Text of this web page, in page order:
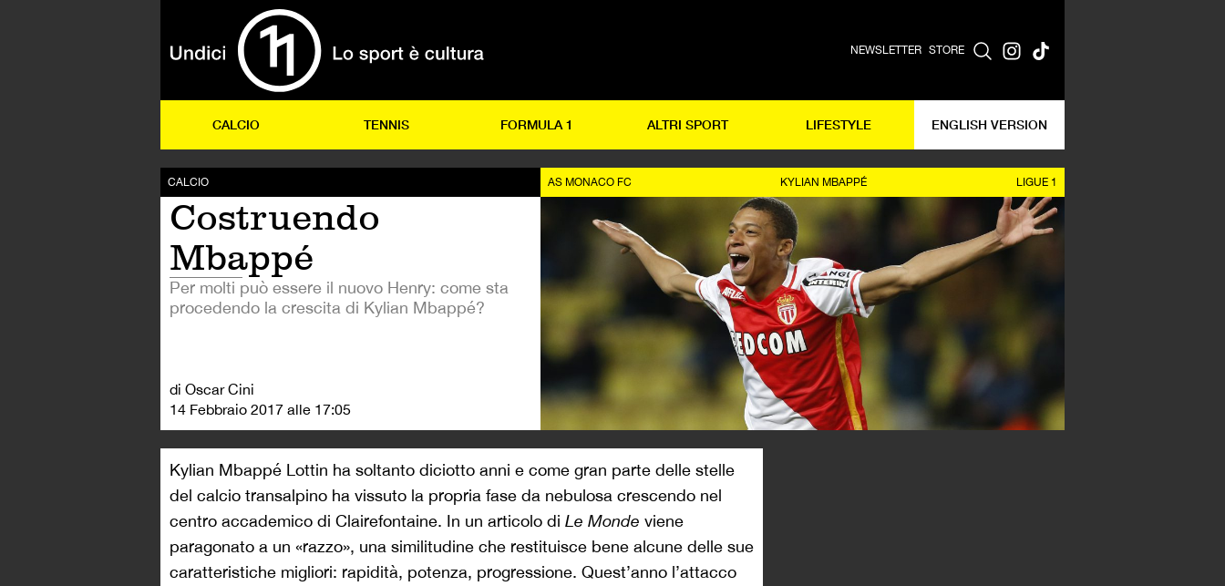
NEWSLETTER STORE
CALCIO TENNIS FORMULA 1 ALTRI SPORT LIFESTYLE ENGLISH VERSION
CALCIO
Costruendo
Mbappé
Per molti può essere il nuovo Henry: come sta
procedendo la crescita di Kylian Mbappé?
di Oscar Cini
14 Febbraio 2017 alle 17:05
AS MONACO FC KYLIAN MBAPPÉ LIGUE 1
Kylian Mbappé Lottin ha soltanto diciotto anni e come gran parte delle stelle
del calcio transalpino ha vissuto la propria fase da nebulosa crescendo nel
centro accademico di Clairefontaine. In un articolo di Le Monde viene
paragonato a un «razzo», una similitudine che restituisce bene alcune delle sue
caratteristiche migliori: rapidità, potenza, progressione. Quest’anno l’attacco